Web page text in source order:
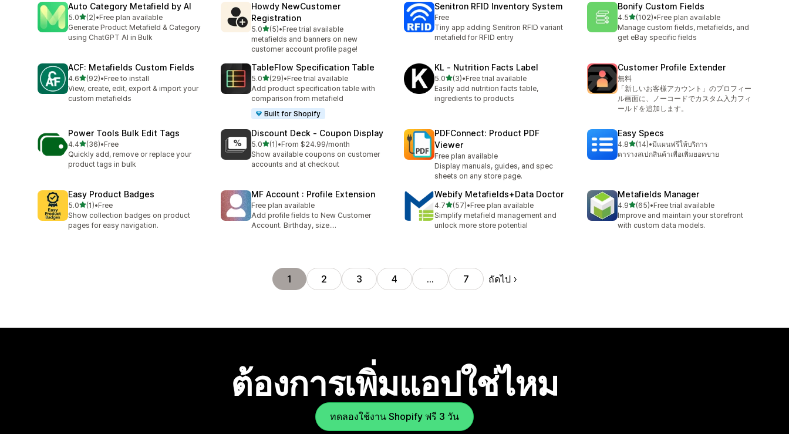
Auto Category Metafield by AI
5.0เต็ม 5 ดาว
(2)
ทั้งหมด 2 รีวิว
•Free plan available
Generate Product Metafield & Category
using ChatGPT AI in Bulk
Howdy NewCustomer
Registration
5.0เต็ม 5 ดาว
(5)
ทั้งหมด 5 รีวิว
•Free trial available
metafields and banners on new
customer account profile page!
Senitron RFID Inventory System
Free
Tiny app adding Senitron RFID variant
metafield for RFID entry
Bonify Custom Fields
4.5เต็ม 5 ดาว
(102)
ทั้งหมด 102 รีวิว
•Free plan available
Manage custom fields, metafields, and
get eBay specific fields
ACF: Metafields Custom Fields
4.6เต็ม 5 ดาว
(92)
ทั้งหมด 92 รีวิว
•Free to install
View, create, edit, export & import your
custom metafields
TableFlow Specification Table
5.0เต็ม 5 ดาว
(29)
ทั้งหมด 29 รีวิว
•Free trial available
Add product specification table with
comparison from metafield
Built for Shopify
KL ‑ Nutrition Facts Label
5.0เต็ม 5 ดาว
(3)
ทั้งหมด 3 รีวิว
•Free trial available
Easily add nutrition facts table,
ingredients to products
Customer Profile Extender
無料
「新しいお客様アカウント」のプロフィー
ル画面に、ノーコードでカスタム入力フィ
ールドを追加します。
Power Tools Bulk Edit Tags
4.4เต็ม 5 ดาว
(36)
ทั้งหมด 36 รีวิว
•Free
Quickly add, remove or replace your
product tags in bulk
Discount Deck ‑ Coupon Display
5.0เต็ม 5 ดาว
(1)
ทั้งหมด 1 รีวิว
•From $24.99/month
Show available coupons on customer
accounts and at checkout
PDFConnect: Product PDF
Viewer
Free plan available
Display manuals, guides, and spec
sheets on any store page.
Easy Specs
4.8เต็ม 5 ดาว
(14)
ทั้งหมด 14 รีวิว
•มีแผนฟรีให้บริการ
ตารางสเปกสินค้าเพื่อเพิ่มยอดขาย
Easy Product Badges
5.0เต็ม 5 ดาว
(1)
ทั้งหมด 1 รีวิว
•Free
Show collection badges on product
pages for easy navigation.
MF Account : Profile Extension
Free plan available
Add profile fields to New Customer
Account. Birthday, size....
Webify Metafields+Data Doctor
4.7เต็ม 5 ดาว
(57)
ทั้งหมด 57 รีวิว
•Free plan available
Simplify metafield management and
unlock more store potential
Metafields Manager
4.9เต็ม 5 ดาว
(65)
ทั้งหมด 65 รีวิว
•Free trial available
Improve and maintain your storefront
with custom data models.
1 2 3 4 … 7 ถัดไป
ต้องการเพิ่มแอปใช่ไหม
ทดลองใช้งาน Shopify ฟรี 3 วัน